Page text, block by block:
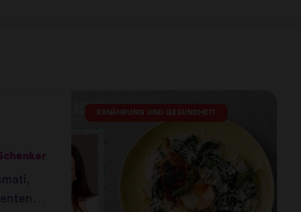
ERNÄHRUNG UND GESUNDHEIT